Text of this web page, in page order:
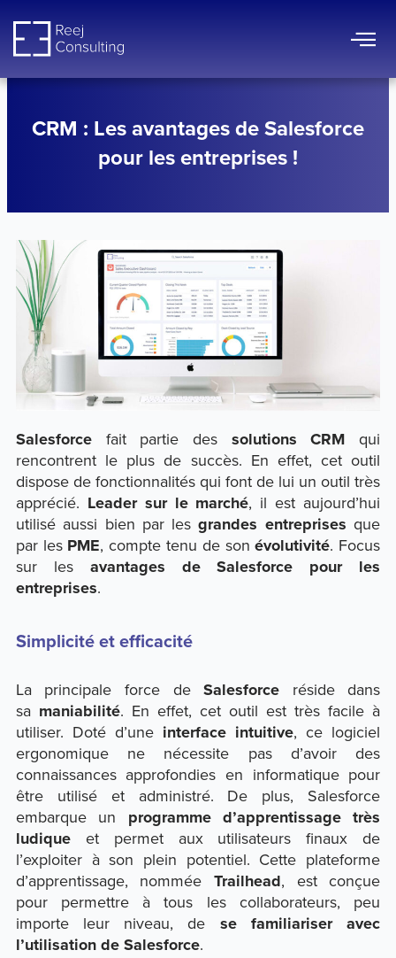
contenu
CRM : Les avantages de Salesforce
pour les entreprises !
Salesforcefait partie des solutions CRM qui
rencontrent le plus de succès. En effet, cet outil
dispose de fonctionnalités qui font de lui un outil très
apprécié. Leader sur le marché, il est aujourd’hui
utilisé aussi bien par lesgrandes entreprises que
par les PME, compte tenu de sonévolutivité. Focus
sur les avantages de Salesforce pour les
entreprises.
Simplicité et efficacité
La principale force deSalesforce réside dans
sa maniabilité. En effet, cet outil est très facile à
utiliser. Doté d’une interface intuitive, ce logiciel
ergonomique ne nécessite pas d’avoir des
connaissances approfondies en informatique pour
être utilisé et administré. De plus, Salesforce
embarque un programme d’apprentissage très
ludiqueet permet aux utilisateurs finaux de
l’exploiter à son plein potentiel. Cette plateforme
d’apprentissage, nommée Trailhead, est conçue
pour permettre à tous les collaborateurs, peu
importe leur niveau, de se familiariser avec
l’utilisation de Salesforce.